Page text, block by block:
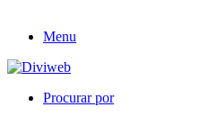
Menu
Procurar por